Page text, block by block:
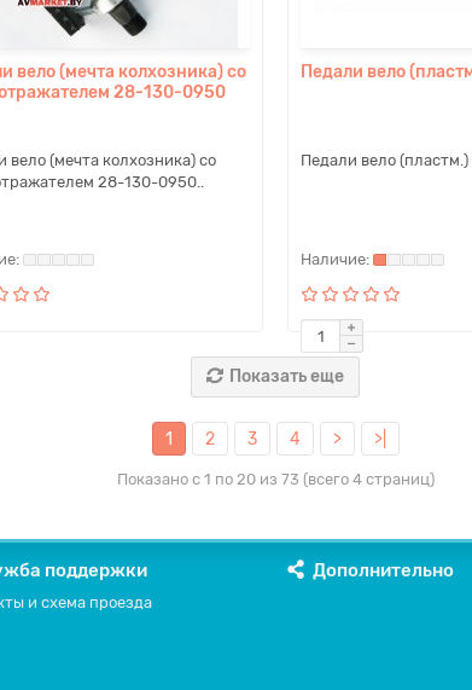
вело (мечта колхозника) со
28-130-0950
вело (мечта колхозника) со
28-130-0950..
Педали вело
Педали вело (пластм.)
Показать еще
1 2 3 4 > >|
Показано с 1 по 20 из 73 (всего 4 страниц)
поддержки
и схема проезда
Дополнительно